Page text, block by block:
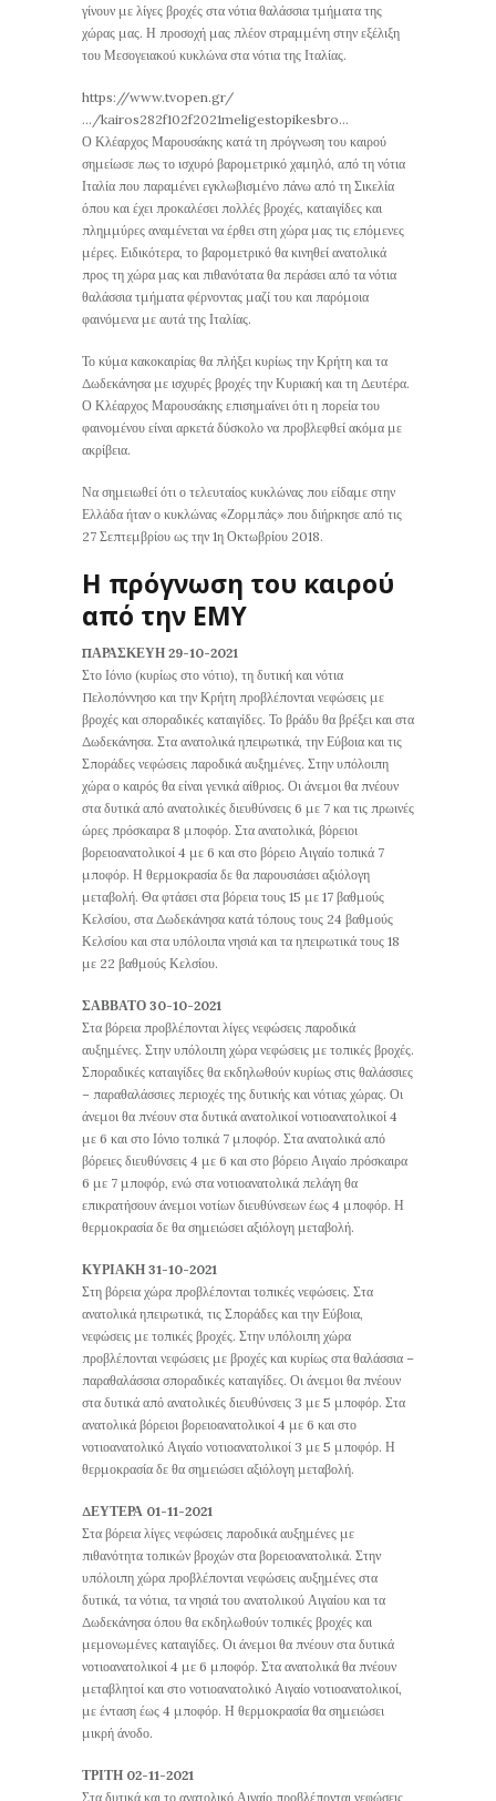
γίνουν με λίγες βροχές στα νότια θαλάσσια τμήματα της
χώρας μας. Η προσοχή μας πλέον στραμμένη στην εξέλιξη
του Μεσογειακού κυκλώνα στα νότια της Ιταλίας.
https://www.tvopen.gr/
…/kairos282f102f2021meligestopikesbro…
Ο Κλέαρχος Μαρουσάκης κατά τη πρόγνωση του καιρού
σημείωσε πως το ισχυρό βαρομετρικό χαμηλό, από τη νότια
Ιταλία που παραμένει εγκλωβισμένο πάνω από τη Σικελία
όπου και έχει προκαλέσει πολλές βροχές, καταιγίδες και
πλημμύρες αναμένεται να έρθει στη χώρα μας τις επόμενες
μέρες. Ειδικότερα, το βαρομετρικό θα κινηθεί ανατολικά
προς τη χώρα μας και πιθανότατα θα περάσει από τα νότια
θαλάσσια τμήματα φέρνοντας μαζί του και παρόμοια
φαινόμενα με αυτά της Ιταλίας.
Το κύμα κακοκαιρίας θα πλήξει κυρίως την Κρήτη και τα
Δωδεκάνησα με ισχυρές βροχές την Κυριακή και τη Δευτέρα.
Ο Κλέαρχος Μαρουσάκης επισημαίνει ότι η πορεία του
φαινομένου είναι αρκετά δύσκολο να προβλεφθεί ακόμα με
ακρίβεια.
Να σημειωθεί ότι ο τελευταίος κυκλώνας που είδαμε στην
Ελλάδα ήταν ο κυκλώνας «Ζορμπάς» που διήρκησε από τις
27 Σεπτεμβρίου ως την 1η Οκτωβρίου 2018.
Η πρόγνωση του καιρού
από την ΕΜΥ
ΠΑΡΑΣΚΕΥΗ 29-10-2021
Στο Ιόνιο (κυρίως στο νότιο), τη δυτική και νότια
Πελοπόννησο και την Κρήτη προβλέπονται νεφώσεις με
βροχές και σποραδικές καταιγίδες. Το βράδυ θα βρέξει και στα
Δωδεκάνησα. Στα ανατολικά ηπειρωτικά, την Εύβοια και τις
Σποράδες νεφώσεις παροδικά αυξημένες. Στην υπόλοιπη
χώρα ο καιρός θα είναι γενικά αίθριος. Οι άνεμοι θα πνέουν
στα δυτικά από ανατολικές διευθύνσεις 6 με 7 και τις πρωινές
ώρες πρόσκαιρα 8 μποφόρ. Στα ανατολικά, βόρειοι
βορειοανατολικοί 4 με 6 και στο βόρειο Αιγαίο τοπικά 7
μποφόρ. Η θερμοκρασία δε θα παρουσιάσει αξιόλογη
μεταβολή. Θα φτάσει στα βόρεια τους 15 με 17 βαθμούς
Κελσίου, στα Δωδεκάνησα κατά τόπους τους 24 βαθμούς
Κελσίου και στα υπόλοιπα νησιά και τα ηπειρωτικά τους 18
με 22 βαθμούς Κελσίου.
ΣΑΒΒΑΤΟ 30-10-2021
Στα βόρεια προβλέπονται λίγες νεφώσεις παροδικά
αυξημένες. Στην υπόλοιπη χώρα νεφώσεις με τοπικές βροχές.
Σποραδικές καταιγίδες θα εκδηλωθούν κυρίως στις θαλάσσιες
– παραθαλάσσιες περιοχές της δυτικής και νότιας χώρας. Οι
άνεμοι θα πνέουν στα δυτικά ανατολικοί νοτιοανατολικοί 4
με 6 και στο Ιόνιο τοπικά 7 μποφόρ. Στα ανατολικά από
βόρειες διευθύνσεις 4 με 6 και στο βόρειο Αιγαίο πρόσκαιρα
6 με 7 μποφόρ, ενώ στα νοτιοανατολικά πελάγη θα
επικρατήσουν άνεμοι νοτίων διευθύνσεων έως 4 μποφόρ. Η
θερμοκρασία δε θα σημειώσει αξιόλογη μεταβολή.
ΚΥΡΙΑΚΗ 31-10-2021
Στη βόρεια χώρα προβλέπονται τοπικές νεφώσεις. Στα
ανατολικά ηπειρωτικά, τις Σποράδες και την Εύβοια,
νεφώσεις με τοπικές βροχές. Στην υπόλοιπη χώρα
προβλέπονται νεφώσεις με βροχές και κυρίως στα θαλάσσια –
παραθαλάσσια σποραδικές καταιγίδες. Οι άνεμοι θα πνέουν
στα δυτικά από ανατολικές διευθύνσεις 3 με 5 μποφόρ. Στα
ανατολικά βόρειοι βορειοανατολικοί 4 με 6 και στο
νοτιοανατολικό Αιγαίο νοτιοανατολικοί 3 με 5 μποφόρ. Η
θερμοκρασία δε θα σημειώσει αξιόλογη μεταβολή.
ΔΕΥΤΕΡΑ 01-11-2021
Στα βόρεια λίγες νεφώσεις παροδικά αυξημένες με
πιθανότητα τοπικών βροχών στα βορειοανατολικά. Στην
υπόλοιπη χώρα προβλέπονται νεφώσεις αυξημένες στα
δυτικά, τα νότια, τα νησιά του ανατολικού Αιγαίου και τα
Δωδεκάνησα όπου θα εκδηλωθούν τοπικές βροχές και
μεμονωμένες καταιγίδες. Οι άνεμοι θα πνέουν στα δυτικά
νοτιοανατολικοί 4 με 6 μποφόρ. Στα ανατολικά θα πνέουν
μεταβλητοί και στο νοτιοανατολικό Αιγαίο νοτιοανατολικοί,
με ένταση έως 4 μποφόρ. Η θερμοκρασία θα σημειώσει
μικρή άνοδο.
ΤΡΙΤΗ 02-11-2021
Στα δυτικά και το ανατολικό Αιγαίο προβλέπονται νεφώσεις